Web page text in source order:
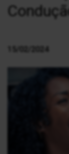
15/02/2024